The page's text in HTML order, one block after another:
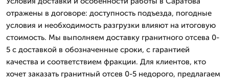
отражены в договоре: доступность подъезда, погодные
условия и необходимость разгрузки влияют на итоговую
стоимость. Мы выполняем доставку гранитного отсева 0-
5 с доставкой в обозначенные сроки, с гарантией
качества и соответствием фракции. Для клиентов, кто
хочет заказать гранитный отсев 0-5 недорого, предлагаем